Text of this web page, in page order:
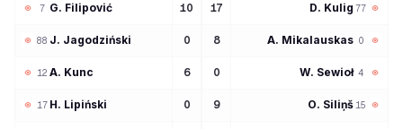
7 G Filipović 10
88 J Jagodziński 0
12 A Kunc 6
17 H Lipiński 0
77
D Kulig
17
0
A Mikalauskas
8
4
W Sewioł
0
15
O Siliņš
9